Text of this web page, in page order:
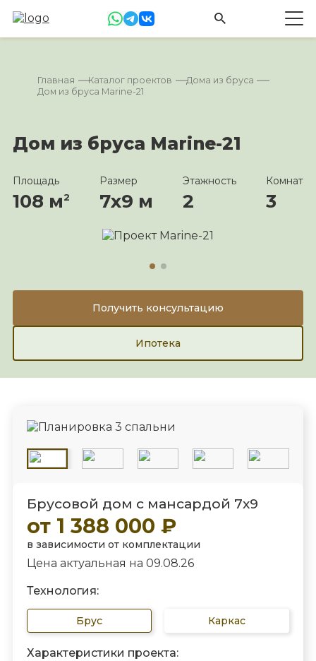
Главная Каталог проектов
Дома из бруса
Дом из бруса Marine-21
Дом из бруса Marine-21
Площадь
108 м2
Размер
7х9 м
Этажность
2
Комнат
3
Получить консультацию
Ипотека
Брусовой дом с мансардой 7х9
от 1 388 000 ₽
в зависимости от комплектации
Цена актуальная на 09.08.26
Технология:
Брус Каркас
Характеристики проекта: